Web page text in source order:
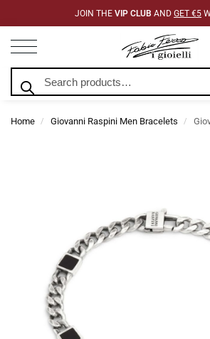
JOIN THE VIP CLUB AND GET €5
Home / Giovanni Raspini Men Bracelets /